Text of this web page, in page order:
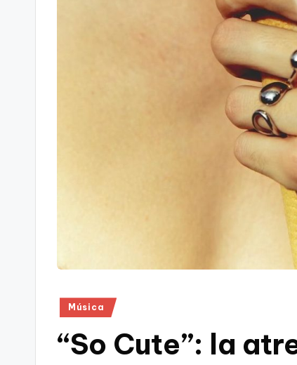
Publicado
Música
“So Cute”: la